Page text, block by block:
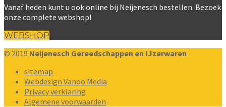
Vanaf heden kunt u ook online bij Neijenesch bestellen. Bezoek
onze complete webshop!
WEBSHOP
© 2019 Neijenesch Gereedschappen en IJzerwaren
sitemap
Webdesign Vanoo Media
Privacy verklaring
Algemene voorwaarden